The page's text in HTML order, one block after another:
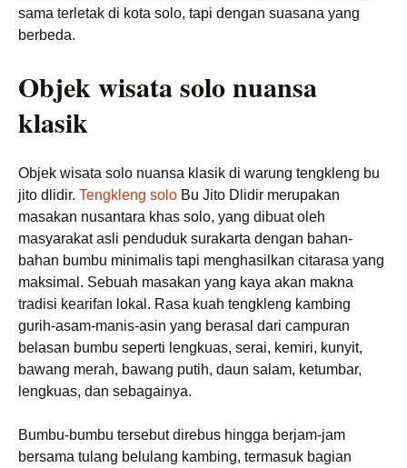
sama terletak di kota solo, tapi dengan suasana yang
berbeda.
Objek wisata solo nuansa
klasik
Objek wisata solo nuansa klasik di warung tengkleng bu
jito dlidir. Tengkleng solo Bu Jito Dlidir merupakan
masakan nusantara khas solo, yang dibuat oleh
masyarakat asli penduduk surakarta dengan bahan-
bahan bumbu minimalis tapi menghasilkan citarasa yang
maksimal. Sebuah masakan yang kaya akan makna
tradisi kearifan lokal. Rasa kuah tengkleng kambing
gurih-asam-manis-asin yang berasal dari campuran
belasan bumbu seperti lengkuas, serai, kemiri, kunyit,
bawang merah, bawang putih, daun salam, ketumbar,
lengkuas, dan sebagainya.
Bumbu-bumbu tersebut direbus hingga berjam-jam
bersama tulang belulang kambing, termasuk bagian